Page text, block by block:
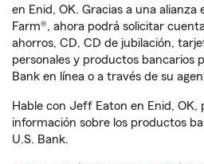
en Enid, OK. Gracias a una
Farm®, ahora podrá solicitar
ahorros, CD, CD de jubilación,
personales y productos bancarios
Bank en línea o a través de su
Hable con Jeff Eaton en Enid, OK,
información sobre los productos
U.S. Bank.